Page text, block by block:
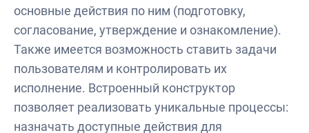
основные действия по ним (подготовку,
согласование, утверждение и ознакомление).
Также имеется возможность ставить задачи
пользователям и контролировать их
исполнение. Встроенный конструктор
позволяет реализовать уникальные процессы:
назначать доступные действия для